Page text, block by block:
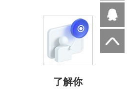
了解你